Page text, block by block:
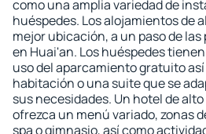
como una amplia variedad de
huéspedes. Los alojamientos de
mejor ubicación, a un paso de
en Huai'an. Los huéspedes
uso del aparcamiento gratuito
habitación o una suite que se
sus necesidades. Un hotel de
ofrezca un menú variado, zonas
spa o gimnasio, así como